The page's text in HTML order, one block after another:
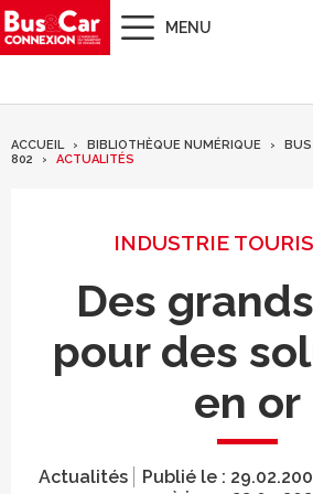
MENU
ACCUEIL BIBLIOTHÈQUE NUMÉRIQUE
BUS
802
ACTUALITÉS
INDUSTRIE
Des
pour des
en or
Actualités Publié le :